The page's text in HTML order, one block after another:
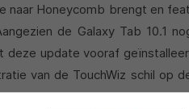
naar Honeycomb brengt en
de Galaxy Tab 10.1
deze update vooraf
van de TouchWiz schil op
Honeycomb die de